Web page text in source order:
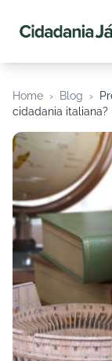
Home › Blog ›
cidadania italiana?